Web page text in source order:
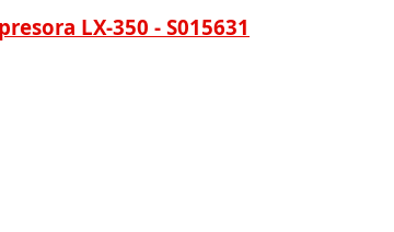
LX-350 - S015631